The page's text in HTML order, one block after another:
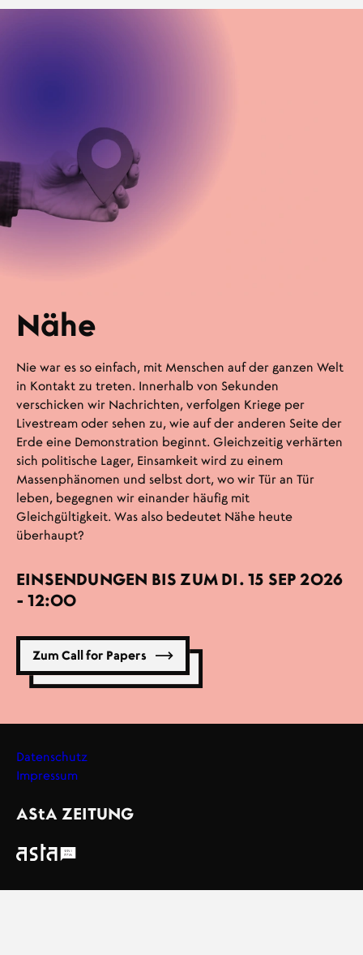
Nähe
Nie war es so einfach, mit Menschen auf der ganzen Welt
in Kontakt zu treten. Innerhalb von Sekunden
verschicken wir Nachrichten, verfolgen Kriege per
Livestream oder sehen zu, wie auf der anderen Seite der
Erde eine Demonstration beginnt. Gleichzeitig verhärten
sich politische Lager, Einsamkeit wird zu einem
Massenphänomen und selbst dort, wo wir Tür an Tür
leben, begegnen wir einander häufig mit
Gleichgültigkeit. Was also bedeutet Nähe heute
überhaupt?
EINSENDUNGEN BIS ZUM DI. 15 SEP 2026
- 12:00
Zum Call for Papers
AStA ZEITUNG
Footer
Datenschutz
Impressum